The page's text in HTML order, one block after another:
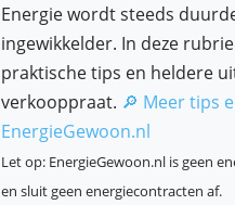
Energie wordt steeds
ingewikkelder. In deze
praktische tips en heldere
verkooppraat. 🔎 Meer tips
EnergieGewoon.nl
Let op: EnergieGewoon.nl is geen
en sluit geen energiecontracten af.